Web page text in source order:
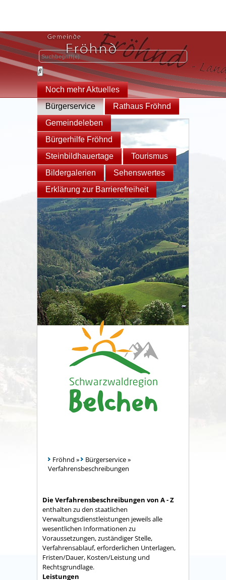
Noch mehr Aktuelles
Bürgerservice
Rathaus Fröhnd
Gemeindeleben
Bürgerhilfe Fröhnd
Steinbildhauertage
Tourismus
Bildergalerien
Sehenswertes
Erklärung zur Barrierefreiheit
Fröhnd » Bürgerservice»
Verfahrensbeschreibungen
Die Verfahrensbeschreibungen von A - Z
enthalten zu den staatlichen
Verwaltungsdienstleistungen jeweils alle
wesentlichen Informationen zu
Voraussetzungen, zuständiger Stelle,
Verfahrensablauf, erforderlichen Unterlagen,
Fristen/Dauer, Kosten/Leistung und
Rechtsgrundlage.
Leistungen